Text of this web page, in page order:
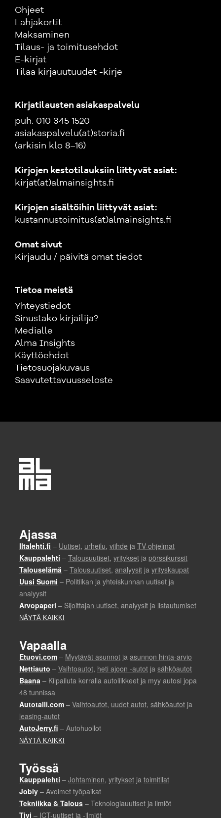
Ohjeet
Lahjakortit
Maksaminen
Tilaus- ja toimitusehdot
E-kirjat
Tilaa kirjauutuudet -kirje
Kirjatilausten asiakaspalvelu
puh. 010 345 1520
asiakaspalvelu(at)storia.fi
(arkisin klo 8–16)
Kirjojen kestotilauksiin liittyvät asiat:
kirjat(at)almainsights.fi
Kirjojen sisältöihin liittyvät asiat:
kustannustoimitus(at)almainsights.fi
Omat sivut
Kirjaudu / päivitä omat tiedot
Tietoa meistä
Yhteystiedot
Sinustako kirjailija?
Medialle
Alma Insights
Käyttöehdot
Tietosuojakuvaus
Saavutettavuusseloste